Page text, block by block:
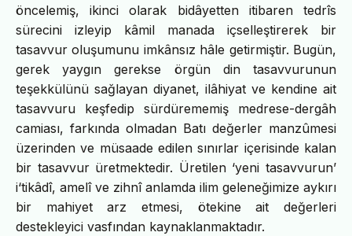
öncelemiş, ikinci olarak bidâyetten itibaren tedrîs
sürecini izleyip kâmil manada içselleştirerek bir
tasavvur oluşumunu imkânsız hâle getirmiştir. Bugün,
gerek yaygın gerekse örgün din tasavvurunun
teşekkülünü sağlayan diyanet, ilâhiyat ve kendine ait
tasavvuru keşfedip sürdürememiş medrese-dergâh
camiası, farkında olmadan Batı değerler manzûmesi
üzerinden ve müsaade edilen sınırlar içerisinde kalan
bir tasavvur üretmektedir. Üretilen ‘yeni tasavvurun’
i‘tikâdî, amelî ve zihnî anlamda ilim geleneğimize aykırı
bir mahiyet arz etmesi, ötekine ait değerleri
destekleyici vasfından kaynaklanmaktadır.